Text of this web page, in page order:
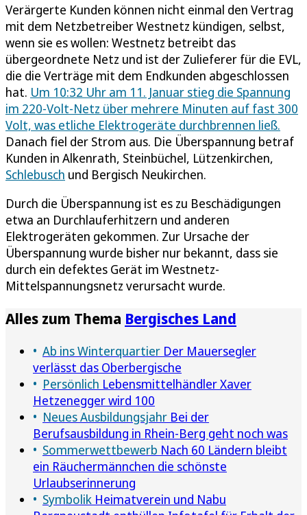
Verärgerte Kunden können nicht einmal den Vertrag
mit dem Netzbetreiber Westnetz kündigen, selbst,
wenn sie es wollen: Westnetz betreibt das
übergeordnete Netz und ist der Zulieferer für die EVL,
die die Verträge mit dem Endkunden abgeschlossen
hat. Um 10:32 Uhr am 11. Januar stieg die Spannung
im 220-Volt-Netz über mehrere Minuten auf fast 300
Volt, was etliche Elektrogeräte durchbrennen ließ.
Danach fiel der Strom aus. Die Überspannung betraf
Kunden in Alkenrath, Steinbüchel, Lützenkirchen,
Schlebusch und Bergisch Neukirchen.
Durch die Überspannung ist es zu Beschädigungen
etwa an Durchlauferhitzern und anderen
Elektrogeräten gekommen. Zur Ursache der
Überspannung wurde bisher nur bekannt, dass sie
durch ein defektes Gerät im Westnetz-
Mittelspannungsnetz verursacht wurde.
Alles zum Thema Bergisches Land
Ab ins Winterquartier Der Mauersegler
verlässt das Oberbergische
Persönlich Lebensmittelhändler Xaver
Hetzenegger wird 100
Neues Ausbildungsjahr Bei der
Berufsausbildung in Rhein-Berg geht noch was
Sommerwettbewerb Nach 60 Ländern bleibt
ein Räuchermännchen die schönste
Urlaubserinnerung
Symbolik Heimatverein und Nabu